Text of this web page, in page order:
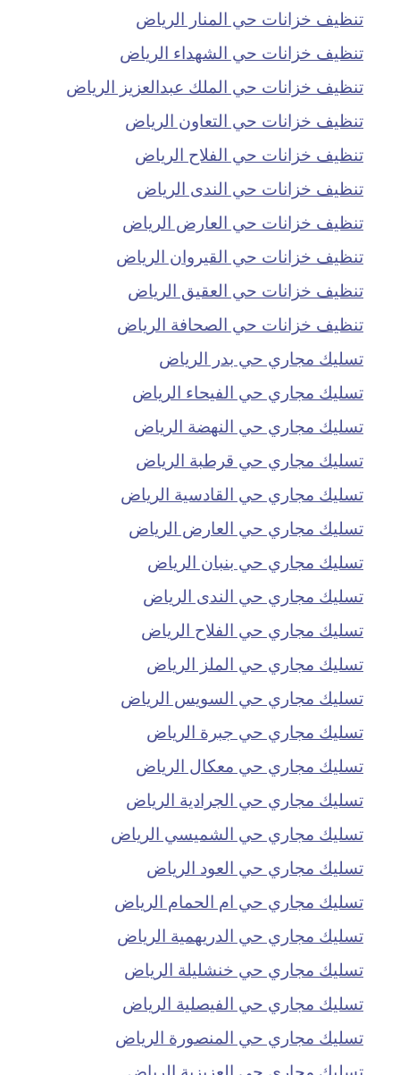
تنظيف خزانات حي المنار الرياض
تنظيف خزانات حي الشهداء الرياض
تنظيف خزانات حي الملك عبدالعزيز الرياض
تنظيف خزانات حي التعاون الرياض
تنظيف خزانات حي الفلاح الرياض
تنظيف خزانات حي الندى الرياض
تنظيف خزانات حي العارض الرياض
تنظيف خزانات حي القيروان الرياض
تنظيف خزانات حي العقيق الرياض
تنظيف خزانات حي الصحافة الرياض
تسليك مجاري حي بدر الرياض
تسليك مجاري حي الفيحاء الرياض
تسليك مجاري حي النهضة الرياض
تسليك مجاري حي قرطبة الرياض
تسليك مجاري حي القادسية الرياض
تسليك مجاري حي العارض الرياض
تسليك مجاري حي بنبان الرياض
تسليك مجاري حي الندى الرياض
تسليك مجاري حي الفلاح الرياض
تسليك مجاري حي الملز الرياض
تسليك مجاري حي السويس الرياض
تسليك مجاري حي جبرة الرياض
تسليك مجاري حي معكال الرياض
تسليك مجاري حي الجرادية الرياض
تسليك مجاري حي الشميسي الرياض
تسليك مجاري حي العود الرياض
تسليك مجاري حي ام الحمام الرياض
تسليك مجاري حي الدريهمية الرياض
تسليك مجاري حي خنشليلة الرياض
تسليك مجاري حي الفيصلية الرياض
تسليك مجاري حي المنصورة الرياض
تسليك مجاري حي العزيزية الرياض